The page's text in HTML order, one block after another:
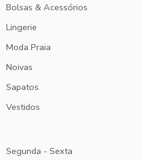
Bolsas & Acessórios
Lingerie
Moda Praia
Noivas
Sapatos
Vestidos
Segunda - Sexta